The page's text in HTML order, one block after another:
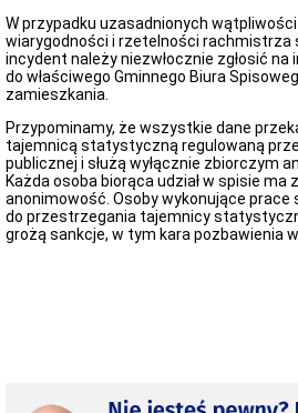
Gminy
Damnica
Zbiorowe
zaopatrzenie
wodę
Taryfy
2025/2028
zaopatrzenia
w
wodę
i
W przypadku uzasadnionych
wiarygodności i rzetelności rachmistrza
incydent należy niezwłocznie zgłosić na
do właściwego Gminnego Biura
zamieszkania.
Przypominamy, że wszystkie dane
tajemnicą statystyczną regulowaną
publicznej i służą wyłącznie zbiorczym
Każda osoba biorąca udział w spisie ma
anonimowość. Osoby wykonujące prace
do przestrzegania tajemnicy
grożą sankcje, w tym kara pozbawienia